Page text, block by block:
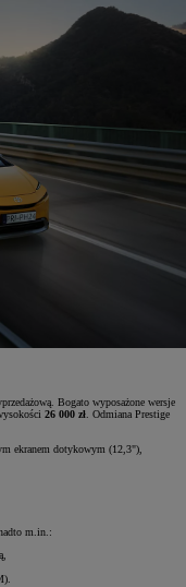
Bogato wyposażone wersje
26 000 zł. Odmiana Prestige
ekranem dotykowym (12,3"),
m.in.: